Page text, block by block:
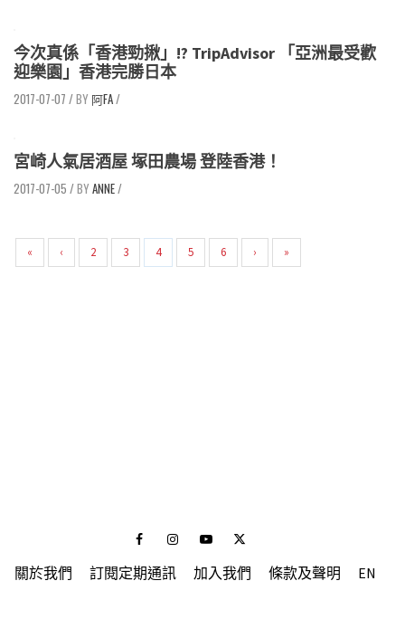
今次真係「香港勁揪」!? TripAdvisor 「亞洲最受歡
迎樂園」香港完勝日本
2017-07-07 / 阿FA/
宮崎人氣居酒屋 塚田農場 登陸香港！
2017-07-05 / ANNE/
« ‹ 2 3 4 5 6 › »
FacebookInstagramYoutubeTwitter
關於我們 訂閱定期通訊 加入我們 條款及聲明 EN